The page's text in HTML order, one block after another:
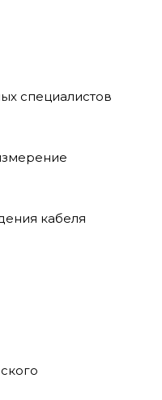
специалистов
кабеля